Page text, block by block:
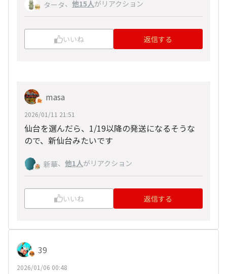
タータ、 他15人がリアクション
いいね 返信する
masa
2026/01/11 21:51
仙台を選んだら、1/19以降の発送になるそうな
ので、新仙台みたいです
新華、 他1人がリアクション
いいね 返信する
39
2026/01/06 00:48